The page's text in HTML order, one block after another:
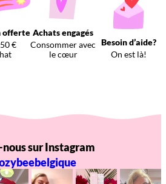
offerte
€
Achats engagés
Consommer avec
le cœur
Besoin d’aide?
On est là!
sur Instagram